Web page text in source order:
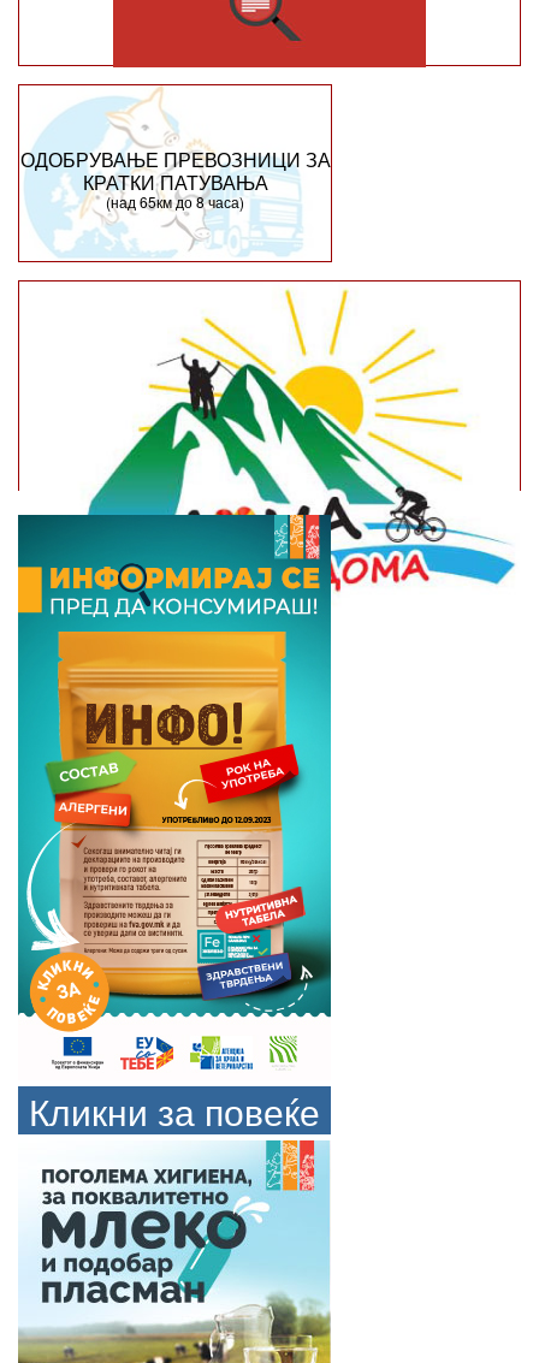
ОДОБРУВАЊЕ ПРЕВОЗНИЦИ ЗА
КРАТКИ ПАТУВАЊА
(над 65км до 8 часа)
Кликни за повеќе